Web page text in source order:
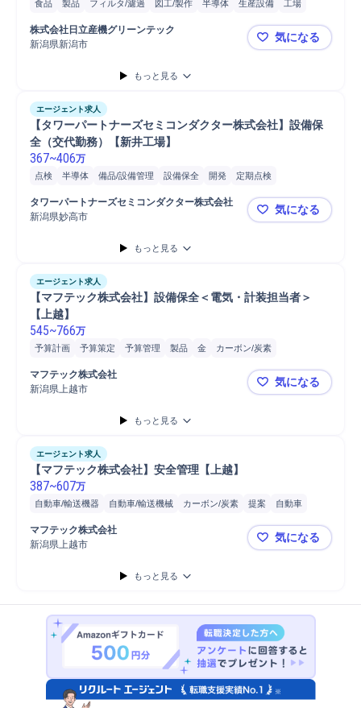
食品 製品 フィルタ/濾過 図工/製作 半導体 生産設備
工場
開発
保全業務
株式会社日立産機グリーンテック
新潟県新潟市
【株式会社
気になる
もっと見る
エージェント求人
【タワーパートナーズセミコンダクター株式会社】設備保
全（交代勤務）【新井工場】
367~406万
点検 半導体 備品/設備管理 設備保全 開発
定期点検
保全業務
品質管理
設備管理
PC
タワーパートナーズセミコンダクター株式会社
新潟県妙高市
【タワーパ
気になる
もっと見る
エージェント求人
【マフテック株式会社】設備保全＜電気・計装担当者＞
【上越】
545~766万
予算計画 予算策定 予算管理 製品 金
カーボン/炭素
自動車/輸送機械
自動車/輸送機器
生産設備
安全管理
備品/設備管理
マフテック株式会社
新潟県上越市
【マフテッ
気になる
もっと見る
エージェント求人
【マフテック株式会社】安全管理【上越】
387~607万
自動車/輸送機器 自動車/輸送機械 カーボン/炭素 提案
自動車
製品 金
安全管理
教育
マフテック株式会社
新潟県上越市
【マフテッ
気になる
もっと見る